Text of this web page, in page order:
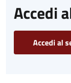
Accedi
Accedi al